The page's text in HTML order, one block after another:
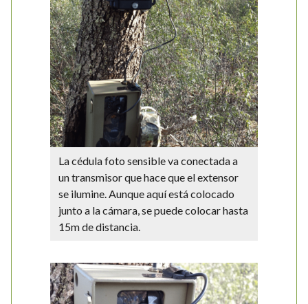
La cédula foto sensible va conectada a
un transmisor que hace que el extensor
se ilumine. Aunque aquí está colocado
junto a la cámara, se puede colocar hasta
15m de distancia.